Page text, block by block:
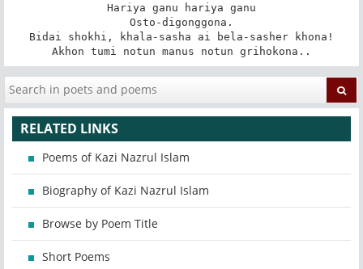
Hariya ganu hariya ganu
Osto-digonggona.
Bidai shokhi, khala-sasha ai bela-sasher khona!
Akhon tumi notun manus notun grihokona..
RELATED LINKS
Poems of Kazi Nazrul Islam
Biography of Kazi Nazrul Islam
Browse by Poem Title
Short Poems